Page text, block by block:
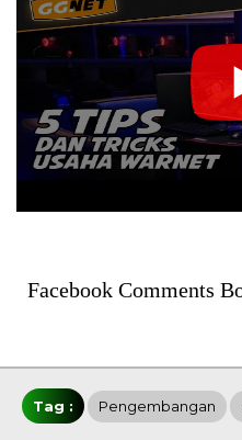
Facebook Comments
Tag : Pengembangan